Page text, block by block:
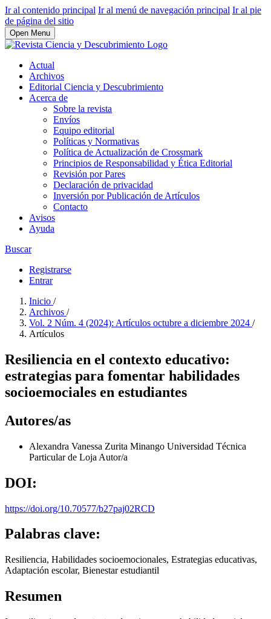
Ir al contenido principal Ir al menú de navegación principal Ir al pie
de página del sitio
Open Menu
Actual
Archivos
Editorial Ciencia y Descubrimiento
Acerca de
Sobre la revista
Envíos
Equipo editorial
Políticas y Normativas
Política de Actualización de Crossmark
Principios de Responsabilidad y Ética Editorial
Revisión por Pares
Declaración de privacidad
Inversión por Publicación de Artículos
Contacto
Avisos
Ayuda
Buscar
Registrarse
Entrar
Inicio /
Archivos /
Vol. 2 Núm. 4 (2024): Artículos octubre a diciembre 2024 /
Artículos
Resiliencia en el contexto educativo:
estrategias para fomentar habilidades
socioemociales en estudiantes
Autores/as
Alexandra Vanessa Zurita Minango Universidad Técnica
Particular de Loja Autor/a
DOI:
https://doi.org/10.70577/b27paj02RCD
Palabras clave:
Resiliencia, Habilidades socioemocionales, Estrategias educativas,
Adaptación escolar, Bienestar estudiantil
Resumen